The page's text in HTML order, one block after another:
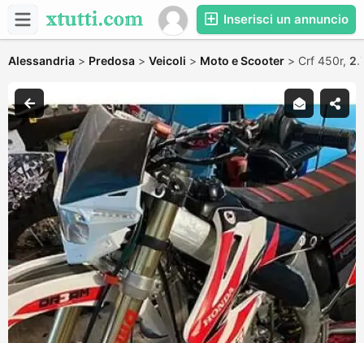
Inserisci un annuncio
Alessandria > Predosa > Veicoli > Moto e Scooter > Crf 450r,